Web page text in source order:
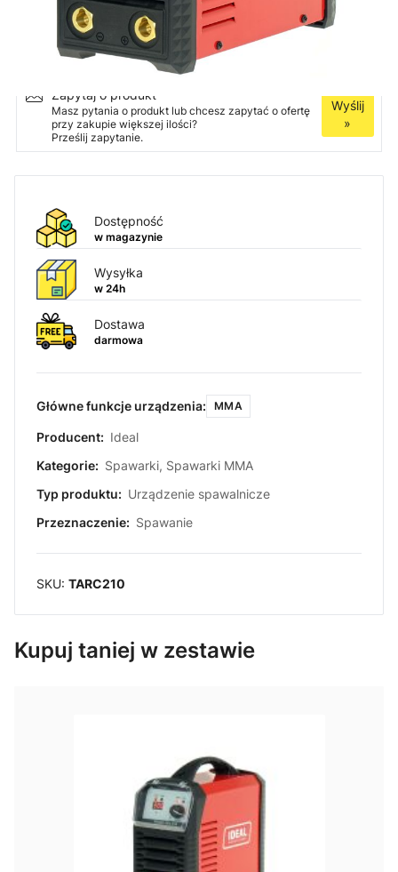
Dodaj do koszyka
Zapytaj o produkt
Masz pytania o produkt lub chcesz zapytać o ofertę
przy zakupie większej ilości?
Prześlij zapytanie.
Wyślij
»
Dostępność
w magazynie
Wysyłka
w 24h
Dostawa
darmowa
Główne funkcje urządzenia: MMA
Producent: Ideal
Kategorie: Spawarki, Spawarki MMA
Typ produktu: Urządzenie spawalnicze
Przeznaczenie: Spawanie
SKU: TARC210
Kupuj taniej w zestawie